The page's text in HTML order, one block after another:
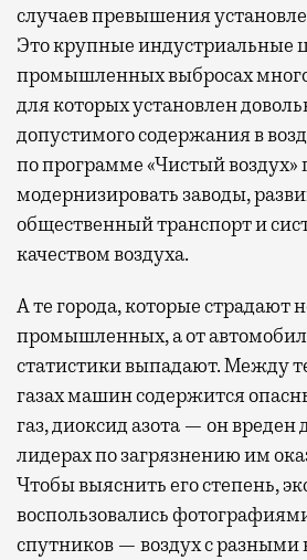
случаев превышения
Это крупные индустриальные
промышленных выбросах
для которых установлен
допустимого содержания в
по программе «Чистый
модернизировать заводы,
общественный транспорт и
качеством воздуха.
А те города, которые страдают
промышленных, а от
статистики выпадают. Между
газах машин содержится
газ, диоксид азота — он вреден
лидерах по загрязнению им
Чтобы выяснить его степень,
воспользовались
спутников — воздух с